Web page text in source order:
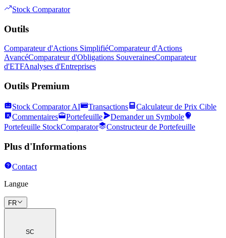
Stock Comparator
Outils
Comparateur d'Actions SimplifiéComparateur d'Actions
AvancéComparateur d'Obligations SouverainesComparateur
d'ETFAnalyses d'Entreprises
Outils Premium
Stock Comparator AI Transactions
Calculateur de Prix Cible
Commentaires
Portefeuille
Demander un Symbole
Portefeuille StockComparator
Constructeur de Portefeuille
Plus d'Informations
Contact
Langue
FR
SC